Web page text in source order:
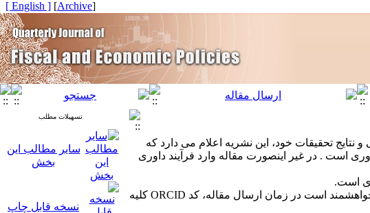
[
Archive
]
[ English ]
تحقیقات خود، این نشریه اعلام می دارد که
است . در غیر اینصورت مقاله وارد فرآیند داوری
است.
الزامی است . خواهشمند است در زمان ارسال مقاله، کد ORCID کلیه
تسهیلات مطلب
سایر مطالب این
بخش
نسخه قابل چاپ